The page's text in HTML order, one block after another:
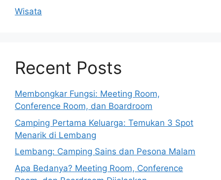
Wisata
Recent Posts
Membongkar Fungsi: Meeting Room,
Conference Room, dan Boardroom
Camping Pertama Keluarga: Temukan 3 Spot
Menarik di Lembang
Lembang: Camping Sains dan Pesona Malam
Apa Bedanya? Meeting Room, Conference